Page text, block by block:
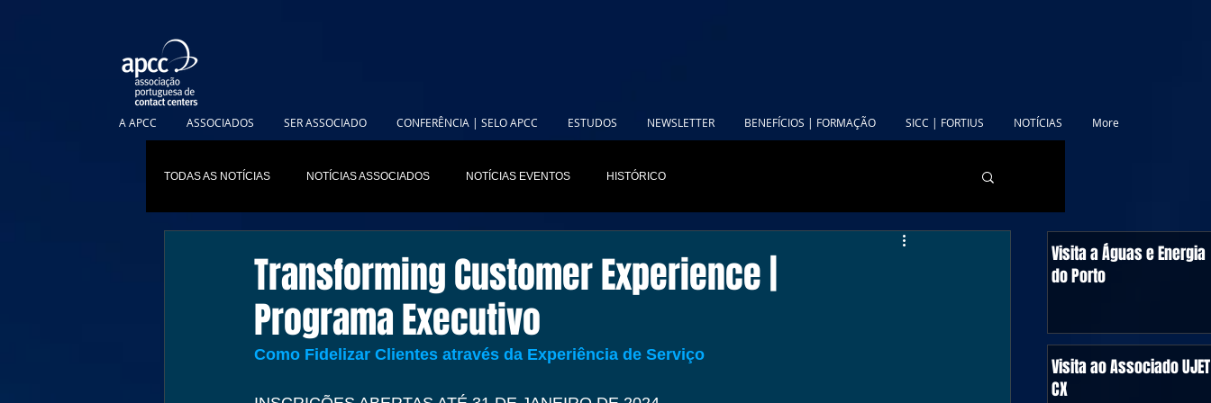
A APCC ASSOCIADOS SER ASSOCIADO CONFERÊNCIA | SELO APCC ESTUDOS NEWSLETTER BENEFÍCIOS | FORMAÇÃO SICC | FORTIUS NOTÍCIAS More
TODAS AS NOTÍCIAS NOTÍCIAS ASSOCIADOS NOTÍCIAS EVENTOS HISTÓRICO
Transforming Customer Experience |
Programa Executivo
Como Fidelizar Clientes através da Experiência de Serviço
Visita a Águas e Energia
do Porto
Visita ao Associado UJET
CX